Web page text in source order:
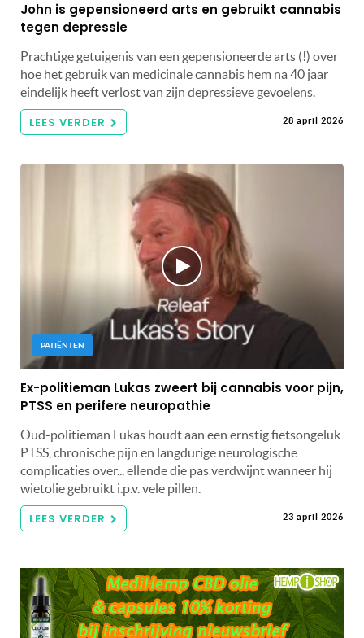
John is gepensioneerd arts en gebruikt cannabis
tegen depressie
Prachtige getuigenis van een gepensioneerde arts (!) over
hoe het gebruik van medicinale cannabis hem na 40 jaar
eindelijk heeft verlost van zijn depressieve gevoelens.
LEES VERDER 28 april 2026
PATIËNTEN
Ex-politieman Lukas zweert bij cannabis voor pijn,
PTSS en perifere neuropathie
Oud-politieman Lukas houdt aan een ernstig fietsongeluk
PTSS, chronische pijn en langdurige neurologische
complicaties over... ellende die pas verdwijnt wanneer hij
wietolie gebruikt i.p.v. vele pillen.
LEES VERDER 23 april 2026